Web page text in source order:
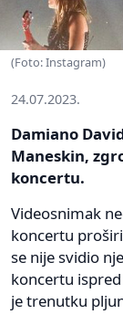
(Foto: Instagram)
24.07.2023.
Damiano
Maneskin,
koncertu.
Videosnimak
koncertu
se nije svidio
koncertu
je trenutku